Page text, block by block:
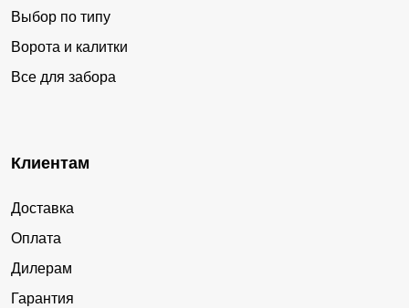
Выбор по типу
Ворота и калитки
Все для забора
Клиентам
Доставка
Оплата
Дилерам
Гарантия